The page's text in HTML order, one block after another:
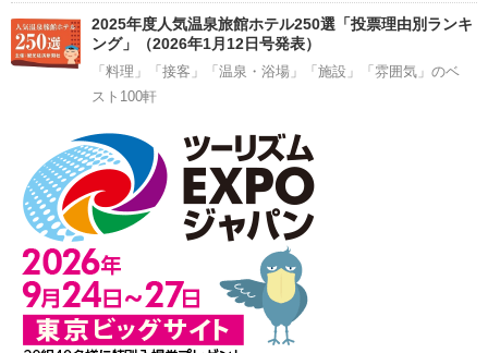
2025年度人気温泉旅館ホテル250選「投票理由別ランキ
ング」（2026年1月12日号発表）
「料理」「接客」「温泉・浴場」「施設」「雰囲気」のベ
スト100軒